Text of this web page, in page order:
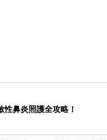
鼻炎照護全攻略！